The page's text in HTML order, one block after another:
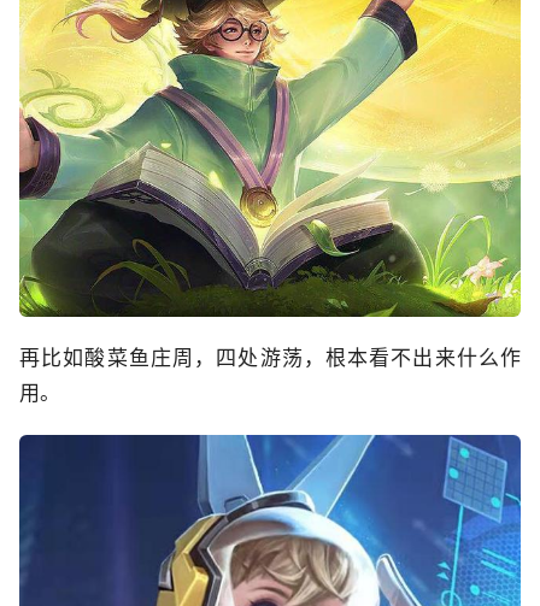
再比如酸菜鱼庄周，四处游荡，根本看不出来什么作
用。